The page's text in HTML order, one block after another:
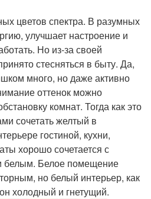
Атмосферы в комнате
цветов спектра. В разумных
улучшает настроение и
Но из-за своей
стесняться в быту. Да,
много, но даже активно
оттенок можно
комнат. Тогда как это
сочетать желтый в
гостиной, кухни,
хорошо сочетается с
белым. Белое помещение
но белый интерьер, как
холодный и гнетущий.